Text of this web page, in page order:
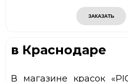
в Краснодаре
В магазине красок